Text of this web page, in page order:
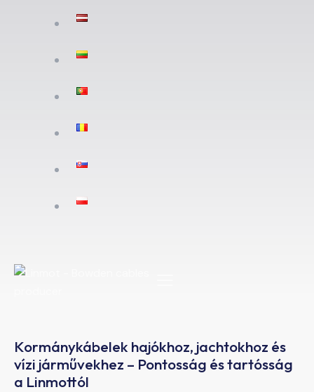
Kormánykábelek hajókhoz, jachtokhoz és
vízi járművekhez – Pontosság és tartósság
a Linmottól